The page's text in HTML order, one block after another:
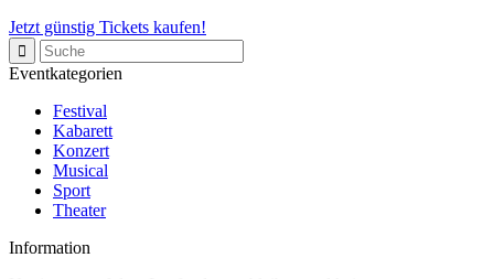
Jetzt günstig Tickets kaufen!
Eventkategorien
Festival
Kabarett
Konzert
Musical
Sport
Theater
Information